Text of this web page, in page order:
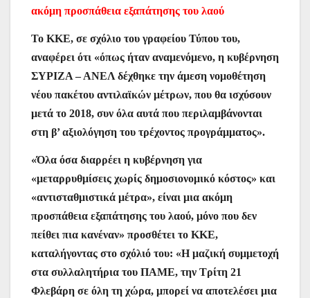
ακόμη προσπάθεια εξαπάτησης του λαού
Το ΚΚΕ, σε σχόλιο του γραφείου Τύπου του,
αναφέρει ότι «όπως ήταν αναμενόμενο, η κυβέρνηση
ΣΥΡΙΖΑ – ΑΝΕΛ δέχθηκε την άμεση νομοθέτηση
νέου πακέτου αντιλαϊκών μέτρων, που θα ισχύσουν
μετά το 2018, συν όλα αυτά που περιλαμβάνονται
στη β’ αξιολόγηση του τρέχοντος προγράμματος».
«Όλα όσα διαρρέει η κυβέρνηση για
«μεταρρυθμίσεις χωρίς δημοσιονομικό κόστος» και
«αντισταθμιστικά μέτρα», είναι μια ακόμη
προσπάθεια εξαπάτησης του λαού, μόνο που δεν
πείθει πια κανέναν» προσθέτει το ΚΚΕ,
καταλήγοντας στο σχόλιό του: «Η μαζική συμμετοχή
στα συλλαλητήρια του ΠΑΜΕ, την Τρίτη 21
Φλεβάρη σε όλη τη χώρα, μπορεί να αποτελέσει μια